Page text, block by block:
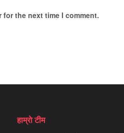
the next time I comment.
हाम्राे टीम